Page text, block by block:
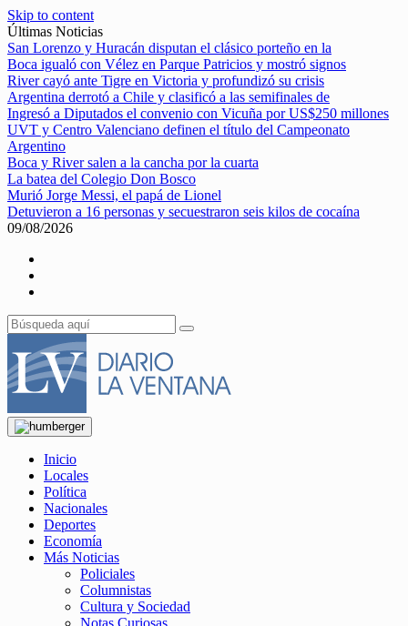
Skip to content
Últimas Noticias
San Lorenzo y Huracán disputan el clásico porteño en la
Boca igualó con Vélez en Parque Patricios y mostró signos
River cayó ante Tigre en Victoria y profundizó su crisis
Argentina derrotó a Chile y clasificó a las semifinales de
Ingresó a Diputados el convenio con Vicuña por US$250 millones
UVT y Centro Valenciano definen el título del Campeonato
Argentino
Boca y River salen a la cancha por la cuarta
La batea del Colegio Don Bosco
Murió Jorge Messi, el papá de Lionel
Detuvieron a 16 personas y secuestraron seis kilos de cocaína
09/08/2026
Inicio
Locales
Política
Nacionales
Deportes
Economía
Más Noticias
Policiales
Columnistas
Cultura y Sociedad
Notas Curiosas